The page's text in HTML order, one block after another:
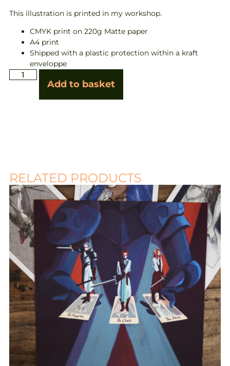
This illustration is printed in my workshop.
CMYK print on 220g Matte paper
A4 print
Shipped with a plastic protection within a kraft
enveloppe
Add to basket
RELATED PRODUCTS